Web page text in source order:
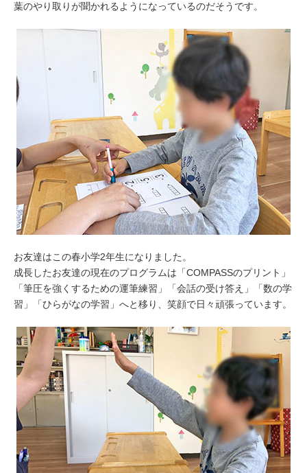
葉のやり取りが聞かれるようになっているのだそうです。
お友達はこの春小学2年生になりました。
成長したお友達の現在のプログラムは「COMPASSのプリント」
「筆圧を強くするための運筆練習」「会話の受け答え」「数の学
習」「ひらがなの学習」へと移り、笑顔で日々頑張っています。